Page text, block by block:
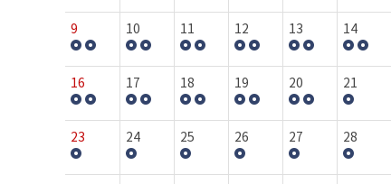
9 10 11 12 13 14
16 17 18 19 20 21
23 24 25 26 27 28